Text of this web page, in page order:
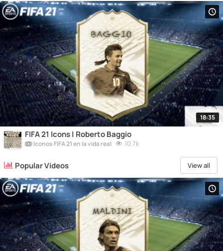
18:35
FIFA 21 Icons | Roberto Baggio
Iconos FIFA 21 en la vida real 10.7k
Popular Videos View all